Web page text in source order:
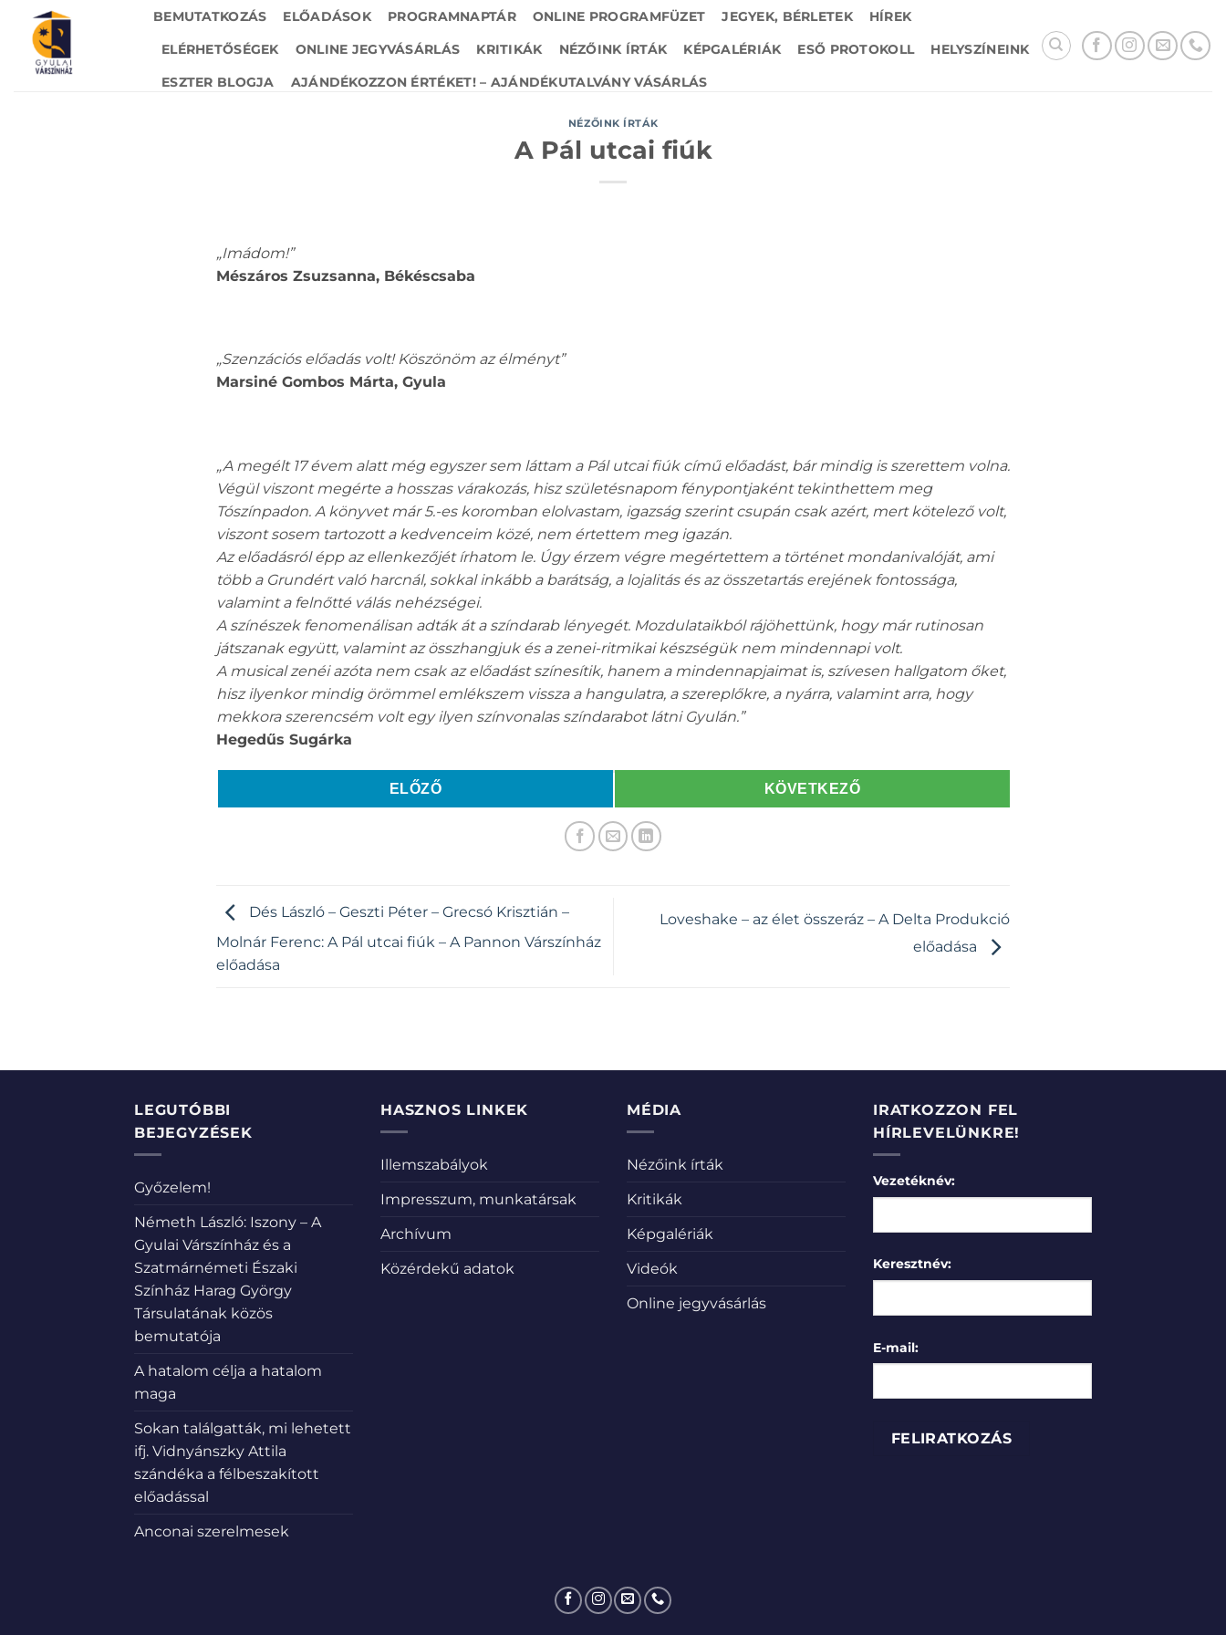
content
BEMUTATKOZÁS ELŐADÁSOK PROGRAMNAPTÁR ONLINE PROGRAMFÜZET JEGYEK, BÉRLETEK
HÍREK
ELÉRHETŐSÉGEK
ONLINE JEGYVÁSÁRLÁS KRITIKÁK NÉZŐINK ÍRTÁK KÉPGALÉRIÁK ESŐ PROTOKOLL
HELYSZÍNEINK
ESZTER BLOGJA
AJÁNDÉKOZZON ÉRTÉKET! – AJÁNDÉKUTALVÁNY VÁSÁRLÁS
NÉZŐINK ÍRTÁK
A Pál utcai fiúk
„Imádom!”
Mészáros Zsuzsanna, Békéscsaba
„Szenzációs előadás volt! Köszönöm az élményt”
Marsiné Gombos Márta, Gyula
„A megélt 17 évem alatt még egyszer sem láttam a Pál utcai fiúk című előadást, bár mindig is szerettem volna.
Végül viszont megérte a hosszas várakozás, hisz születésnapom fénypontjaként tekinthettem meg
Tószínpadon. A könyvet már 5.-es koromban elolvastam, igazság szerint csupán csak azért, mert kötelező volt,
viszont sosem tartozott a kedvenceim közé, nem értettem meg igazán.
Az előadásról épp az ellenkezőjét írhatom le. Úgy érzem végre megértettem a történet mondanivalóját, ami
több a Grundért való harcnál, sokkal inkább a barátság, a lojalitás és az összetartás erejének fontossága,
valamint a felnőtté válás nehézségei.
A színészek fenomenálisan adták át a színdarab lényegét. Mozdulataikból rájöhettünk, hogy már rutinosan
játszanak együtt, valamint az összhangjuk és a zenei-ritmikai készségük nem mindennapi volt.
A musical zenéi azóta nem csak az előadást színesítik, hanem a mindennapjaimat is, szívesen hallgatom őket,
hisz ilyenkor mindig örömmel emlékszem vissza a hangulatra, a szereplőkre, a nyárra, valamint arra, hogy
mekkora szerencsém volt egy ilyen színvonalas színdarabot látni Gyulán.”
Hegedűs Sugárka
ELŐZŐ KÖVETKEZŐ
Dés László – Geszti Péter – Grecsó Krisztián –
Molnár Ferenc: A Pál utcai fiúk – A Pannon Várszínház
előadása
Loveshake – az élet összeráz – A Delta Produkció
előadása
LEGUTÓBBI
BEJEGYZÉSEK
Győzelem!
Németh László: Iszony – A
Gyulai Várszínház és a
Szatmárnémeti Északi
Színház Harag György
Társulatának közös
bemutatója
A hatalom célja a hatalom
maga
Sokan találgatták, mi lehetett
ifj. Vidnyánszky Attila
szándéka a félbeszakított
előadással
Anconai szerelmesek
HASZNOS LINKEK
Illemszabályok
Impresszum, munkatársak
Archívum
Közérdekű adatok
MÉDIA
Nézőink írták
Kritikák
Képgalériák
Videók
Online jegyvásárlás
IRATKOZZON FEL
HÍRLEVELÜNKRE!
Vezetéknév:
Keresztnév:
E-mail: